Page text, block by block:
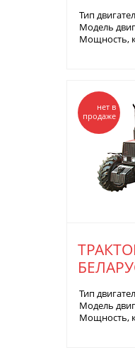
Тип
Модель
Мощность,
нет в
продаже
Тип
Модель
Мощность,